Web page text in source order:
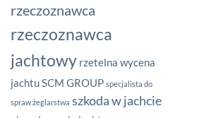
rzeczoznawca
rzeczoznawca
jachtowy rzetelna wycena
jachtu SCM GROUP specjalista do
spraw żeglarstwa szkoda w jachcie